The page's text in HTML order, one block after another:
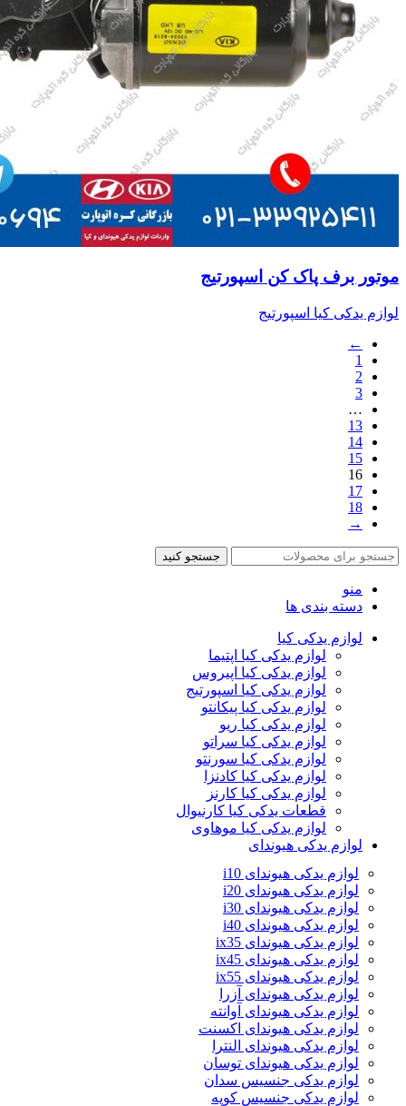
موتور برف پاک کن اسپورتیج
لوازم یدکی کیا اسپورتیج
←
1
2
3
…
13
14
15
16
17
18
→
جستجو کنید
منو
دسته بندی ها
لوازم یدکی کیا
لوازم یدکی کیا اپتیما
لوازم یدکی کیا اپیروس
لوازم یدکی کیا اسپورتیج
لوازم یدکی کیا پیکانتو
لوازم یدکی کیا ریو
لوازم یدکی کیا سراتو
لوازم یدکی کیا سورنتو
لوازم یدکی کیا کادنزا
لوازم یدکی کیا کارنز
قطعات یدکی کیا کارنیوال
لوازم یدکی کیا موهاوی
لوازم یدکی هیوندای
لوازم یدکی هیوندای i10
لوازم یدکی هیوندای i20
لوازم یدکی هیوندای i30
لوازم یدکی هیوندای i40
لوازم یدکی هیوندای ix35
لوازم یدکی هیوندای ix45
لوازم یدکی هیوندای ix55
لوازم یدکی هیوندای آزرا
لوازم یدکی هیوندای آوانته
لوازم یدکی هیوندای اکسنت
لوازم یدکی هیوندای النترا
لوازم یدکی هیوندای توسان
لوازم یدکی جنسیس سدان
لوازم یدکی جنسیس کوپه